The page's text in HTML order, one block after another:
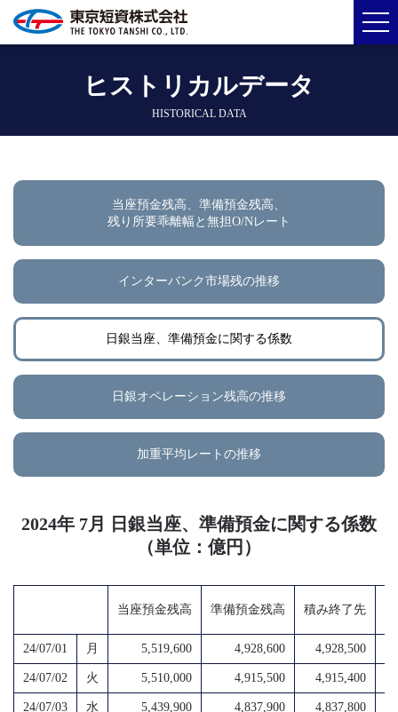
ヒストリカルデータ
HISTORICAL DATA
当座預金残高、準備預金残高、
残り所要乖離幅と無担O/Nレート
インターバンク市場残の推移
日銀当座、準備預金に関する係数
日銀オペレーション残高の推移
加重平均レートの推移
2024年 7月 日銀当座、準備預金に関する係数
（単位：億円）
当座預金残高 準備預金残高 積み終了先
24/07/01 月 5,519,600 4,928,600 4,928,500
24/07/02 火 5,510,000 4,915,500 4,915,400
24/07/03 水 5,439,900 4,837,900 4,837,800